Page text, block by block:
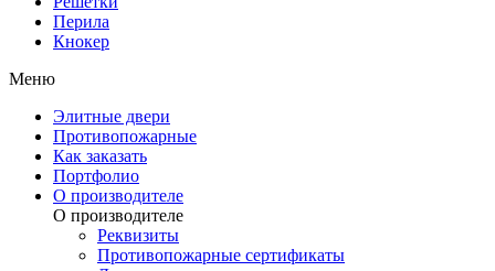
Перила
Кнокер
Меню
Элитные двери
Противопожарные
Как заказать
Портфолио
О производителе
О производителе
Реквизиты
Противопожарные сертификаты